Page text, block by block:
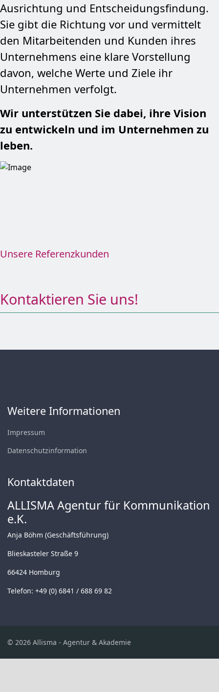
Ausrichtung und Entscheidungsfindung.
Sie gibt die Richtung vor und vermittelt
den Mitarbeitenden und Kunden ihres
Unternehmens eine klare Vorstellung
davon, welche Werte und Ziele ihr
Unternehmen verfolgt.
Wir unterstützen Sie dabei, ihre Vision
zu entwickeln und im Unternehmen zu
leben.
Unsere Referenzkunden
Kontaktieren Sie uns!
Weitere Informationen
Impressum
Datenschutzinformation
Kontaktdaten
ALLISMA Agentur für Kommunikation
e.K.
Anja Böhm (Geschäftsführung)
Blieskasteler Straße 9
66424 Homburg
Telefon: +49 (0) 6841 / 688 69 82
© 2026 Allisma - Agentur & Akademie